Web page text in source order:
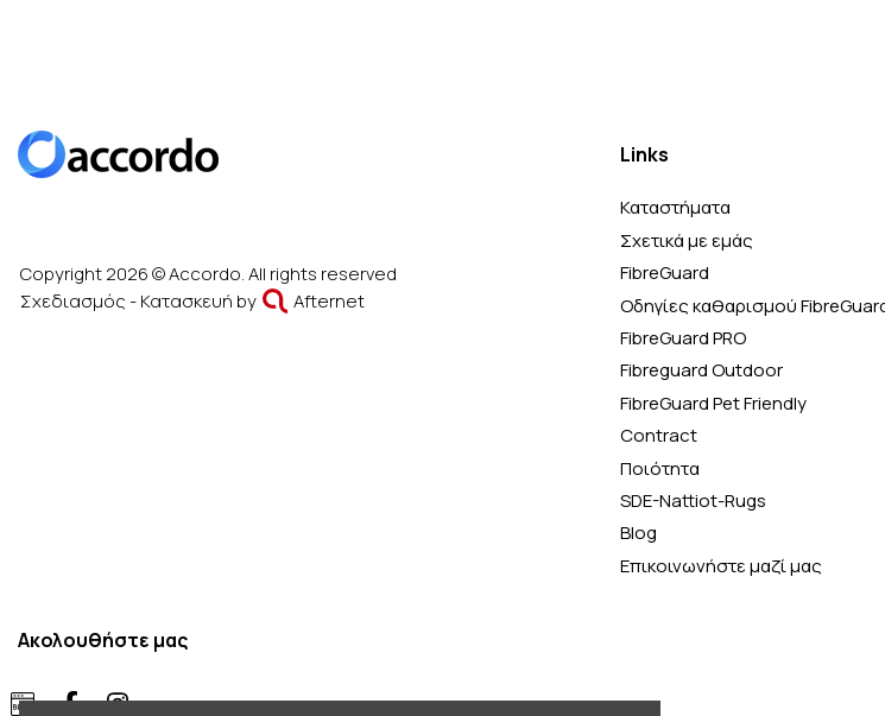
Copyright 2026 © Accordo. All rights reserved
Σχεδιασμός - Κατασκευή by
Afternet
Links
Καταστήματα
Σχετικά με εμάς
FibreGuard
Οδηγίες καθαρισμού
FibreGuard PRO
Fibreguard Outdoor
FibreGuard Pet Friendly
Contract
Ποιότητα
SDE-Nattiot-Rugs
Blog
Επικοινωνήστε μαζί μας
Ακολουθήστε μας